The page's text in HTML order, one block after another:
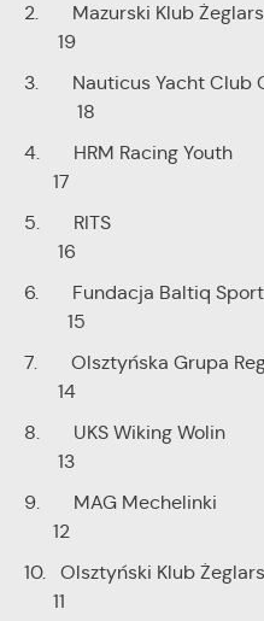
2. Mazurski Klub
19
3. Nauticus Yacht
18
4. HRM
17
5.
16
6. Fundacja
15
7. Olsztyńska
14
8. UKS
13
9. MAG
12
10. Olsztyński
11